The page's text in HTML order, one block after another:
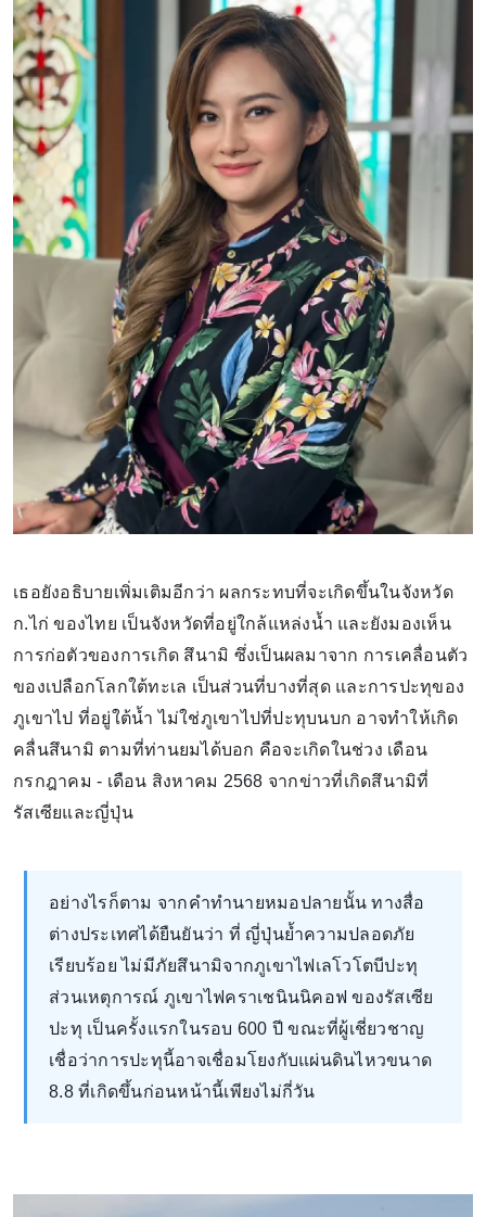
เธอยังอธิบายเพิ่มเติมอีกว่า ผลกระทบที่จะเกิดขึ้นในจังหวัด
ก.ไก่ ของไทย เป็นจังหวัดที่อยู่ใกล้แหล่งน้ำ และยังมองเห็น
การก่อตัวของการเกิด สึนามิ ซึ่งเป็นผลมาจาก การเคลื่อนตัว
ของเปลือกโลกใต้ทะเล เป็นส่วนที่บางที่สุด และการปะทุของ
ภูเขาไป ที่อยู่ใต้น้ำ ไม่ใช่ภูเขาไปที่ปะทุบนบก อาจทำให้เกิด
คลื่นสึนามิ ตามที่ท่านยมได้บอก คือจะเกิดในช่วง เดือน
กรกฎาคม - เดือน สิงหาคม 2568 จากข่าวที่เกิดสึนามิที่
รัสเซียและญี่ปุ่น
อย่างไรก็ตาม จากคำทำนายหมอปลายนั้น ทางสื่อ
ต่างประเทศได้ยืนยันว่า ที่ ญี่ปุ่นย้ำความปลอดภัย
เรียบร้อย ไม่มีภัยสึนามิจากภูเขาไฟเลโวโตบีปะทุ
ส่วนเหตุการณ์ ภูเขาไฟคราเชนินนิคอฟ ของรัสเซีย
ปะทุ เป็นครั้งแรกในรอบ 600 ปี ขณะที่ผู้เชี่ยวชาญ
เชื่อว่าการปะทุนี้อาจเชื่อมโยงกับแผ่นดินไหวขนาด
8.8 ที่เกิดขึ้นก่อนหน้านี้เพียงไม่กี่วัน